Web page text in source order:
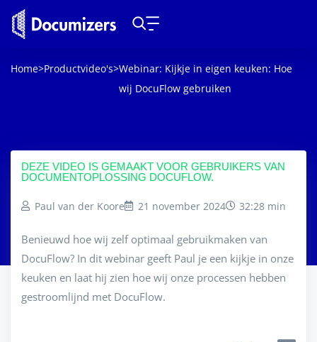
Home>Productvideo's>Webinar: Kijkje in eigen keuken: Hoe
wij DocuFlow gebruiken
DEZE VIDEO IS GEMAAKT VOOR GEBRUIKERS VAN
DOCUMENTOPLOSSING DOCUFLOW.
Paul van der Koore 21 november 2024 32:28 min
Benieuwd hoe wij zelf optimaal gebruikmaken van
DocuFlow? In dit webinar geeft Paul je een kijkje in onze
keuken en laat hij zien hoe wij onze processen hebben
gestroomlijnd met DocuFlow.